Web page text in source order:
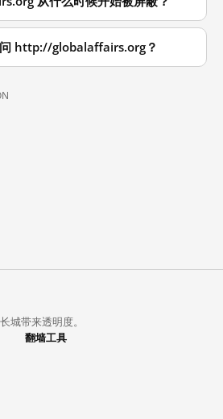
http://globalaffairs.org？
城带来透明度。
翻墙工具